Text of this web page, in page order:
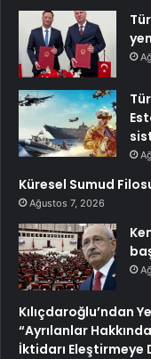
Küresel Sumud
Ağustos 7, 2026
Kılıçdaroğlu’ndan
“Ayrılanlar
İktidarı Eleştirmeye